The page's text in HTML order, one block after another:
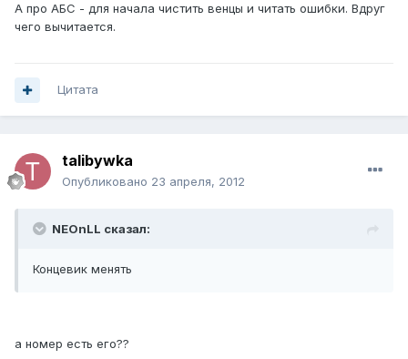
А про АБС - для начала чистить венцы и читать ошибки. Вдруг
чего вычитается.
Цитата
talibywka
Опубликовано 23 апреля, 2012
NEOnLL сказал:
Концевик менять
а номер есть его??